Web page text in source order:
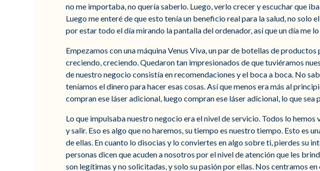
no me importaba, no quería saberlo. Luego, verlo crecer y escuchar que
Luego me enteré de que esto tenía un beneficio real para la salud, no
por estar todo el día mirando la pantalla del ordenador, así que un día me
Empezamos con una máquina Venus Viva, un par de botellas de
creciendo, creciendo. Quedaron tan impresionados de que tuviéramos
de nuestro negocio consistía en recomendaciones y el boca a boca. No
teníamos el dinero para hacer esas cosas. Así que menos era más al
compran ese láser adicional, luego compran ese láser adicional, lo que sea
Lo que impulsaba nuestro negocio era el nivel de servicio. Todos lo
y salir. Eso es algo que no haremos, su tiempo es nuestro tiempo. Esto es
de ellas. En cuanto lo disocias y lo conviertes en algo sobre ti, pierdes su
personas dicen que acuden a nosotros por el nivel de atención que les
son legítimas y no solicitadas, y solo su pasión por ellas. Nos centramos